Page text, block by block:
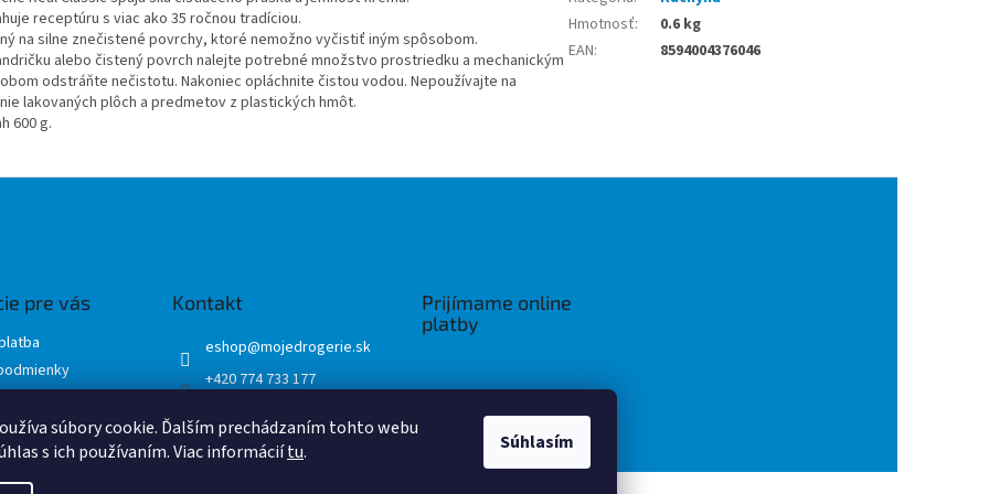
súbory cookie. Ďalším prechádzaním tohto webu
s ich používaním. Viac informáciítu. Súhlasím
receptúru s viac ako 35 ročnou tradíciou.
na silne znečistené povrchy, ktoré nemožno vyčistiť iným spôsobom.
alebo čistený povrch nalejte potrebné množstvo prostriedku a mechanickým
odstráňte nečistotu. Nakoniec opláchnite čistou vodou. Nepoužívajte na
lakovaných plôch a predmetov z plastických hmôt.
600 g.
Hmotnosť:
0.6 kg
EAN: 8594004376046
pre vás Kontakt
eshop@mojedrogerie.sk
+420 774 733 177
mojedrogerie.sk
Prijímame online
platby